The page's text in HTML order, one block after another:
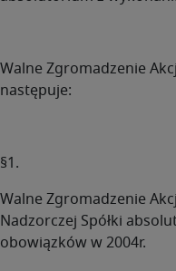
Walne Zgromadzenie
następuje:
§1.
Walne Zgromadzenie
Nadzorczej Spółki
obowiązków w 2004r.